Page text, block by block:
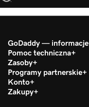
GoDaddy — informacje
Pomoc techniczna
Zasoby
Programy partnerskie
Konto
Zakupy